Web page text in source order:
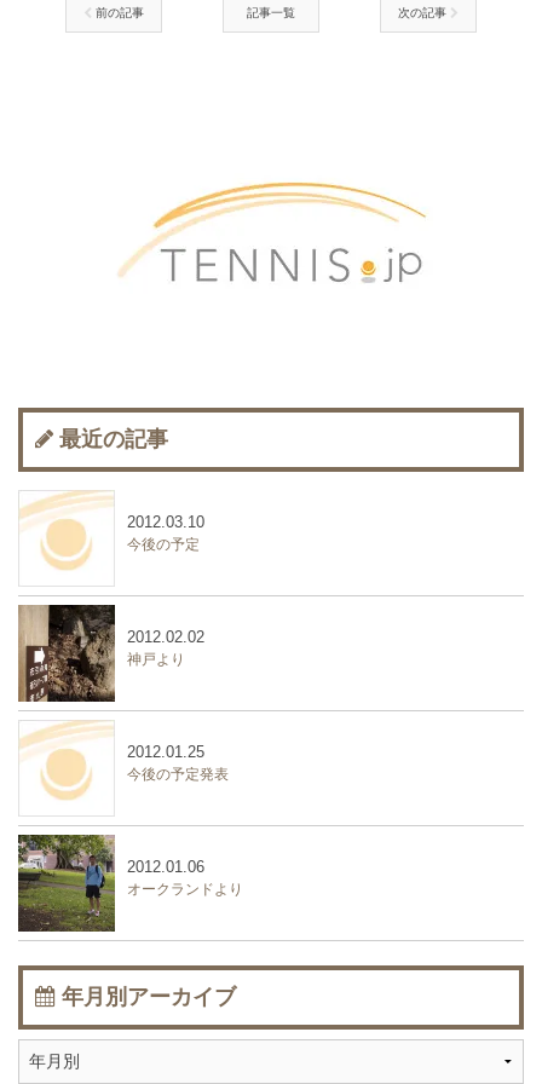
前の記事 記事一覧 次の記事
最近の記事
今後の予定
2012.03.10
神戸より
2012.02.02
今後の予定発表
2012.01.25
オークランドより
2012.01.06
年月別アーカイブ